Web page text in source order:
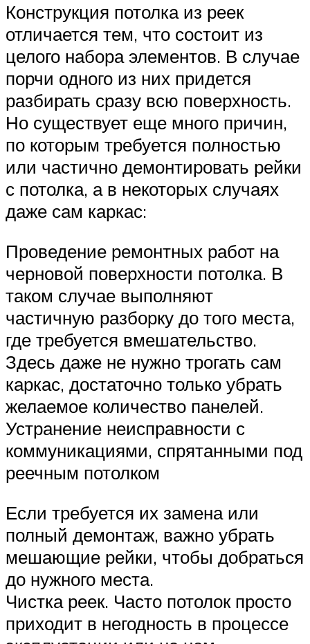
Конструкция потолка из реек
отличается тем, что состоит из
целого набора элементов. В случае
порчи одного из них придется
разбирать сразу всю поверхность.
Но существует еще много причин,
по которым требуется полностью
или частично демонтировать рейки
с потолка, а в некоторых случаях
даже сам каркас:
Проведение ремонтных работ на
черновой поверхности потолка. В
таком случае выполняют
частичную разборку до того места,
где требуется вмешательство.
Здесь даже не нужно трогать сам
каркас, достаточно только убрать
желаемое количество панелей.
Устранение неисправности с
коммуникациями, спрятанными под
реечным потолком
Если требуется их замена или
полный демонтаж, важно убрать
мешающие рейки, чтобы добраться
до нужного места.
Чистка реек. Часто потолок просто
приходит в негодность в процессе